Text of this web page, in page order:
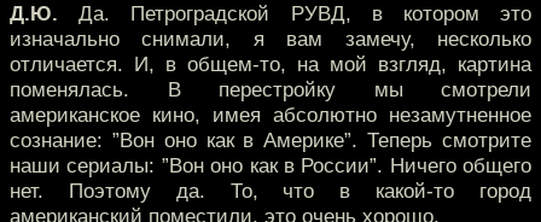
Д.Ю. Да. Петроградской РУВД, в котором это
изначально снимали, я вам замечу, несколько
отличается. И, в общем-то, на мой взгляд, картина
поменялась. В перестройку мы смотрели
американское кино, имея абсолютно незамутненное
сознание: ”Вон оно как в Америке”. Теперь смотрите
наши сериалы: ”Вон оно как в России”. Ничего общего
нет. Поэтому да. То, что в какой-то город
американский поместили, это очень хорошо.